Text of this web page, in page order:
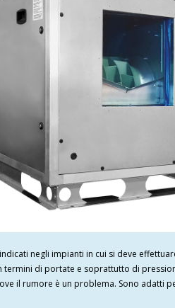
negli impianti in cui si deve
termini di portate e soprattutto di
il rumore è un problema. Sono adatti